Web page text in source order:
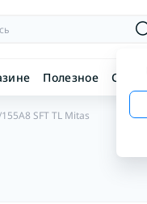
Полезное
SFT TL Mitas